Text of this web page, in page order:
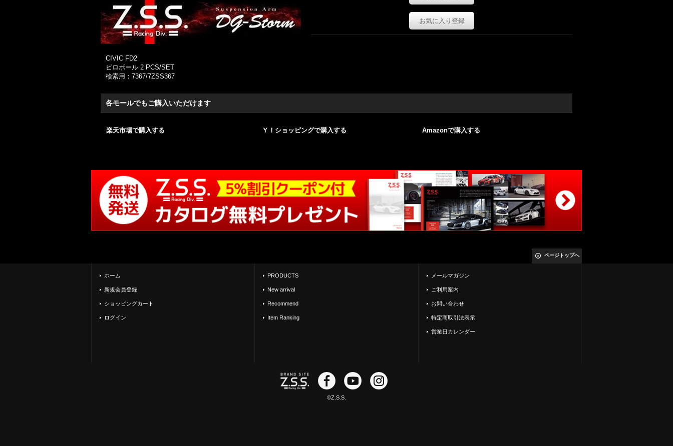
お気に入り登録
CIVIC FD2
ピロボール 2 PCS/SET
検索用：7367/7ZSS367
各モールでもご購入いただけます
楽天市場で購入する Ｙ！ショッピングで購入する Amazonで購入する
ページトップへ
ホーム
新規会員登録
ショッピングカート
ログイン
PRODUCTS
New arrival
Recommend
Item Ranking
メールマガジン
ご利用案内
お問い合わせ
特定商取引法表示
営業日カレンダー
©Z.S.S.